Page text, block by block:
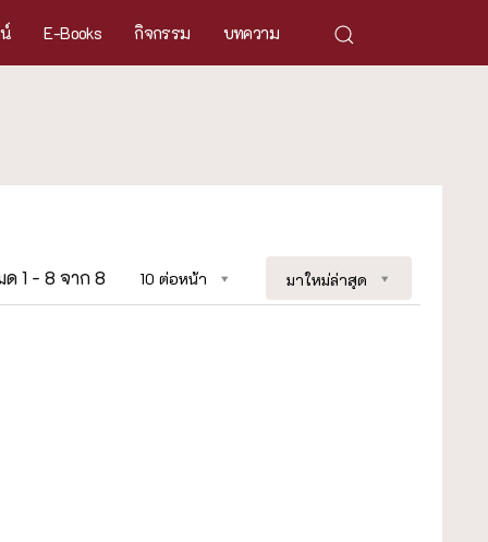
E-Books กิจกรรม บทความ
1 - 8 จาก 8 10 ต่อหน้า มาใหม่ล่าสุด